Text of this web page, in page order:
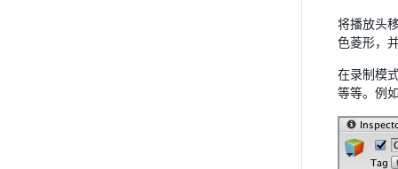
将播放头
色菱形，
在录制模
等等。例